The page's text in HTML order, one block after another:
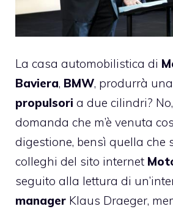
La casa automobilistica di
Baviera, BMW, produrrà
propulsori a due cilindri?
domanda che m’è venuta
digestione, bensì quella che
colleghi del sito internet
seguito alla lettura di
manager Klaus Draeger,